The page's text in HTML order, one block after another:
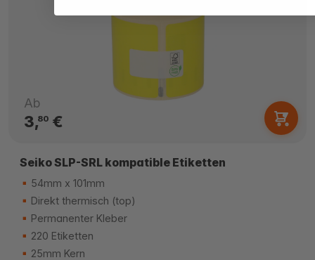
Ab
3,80€
Seiko SLP-SRL kompatible Etiketten
54mm x 101mm
Direkt thermisch (top)
Permanenter Kleber
220 Etiketten
25mm Kern